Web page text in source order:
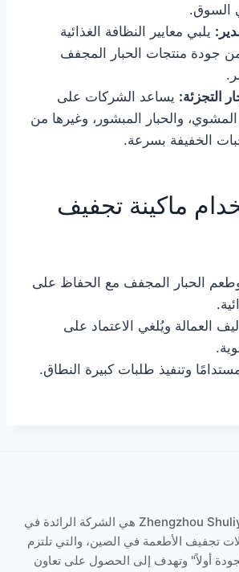
السوق.
يلبي معايير النظافة الغذائية
جودة منتجات الحبار المجفف
التجزئة: يساعد الشركات على
المشوي، والحبار المبشور، وغيرها من
الخفيفة بسرعة.
ماكينة تجفيف
الحبار المجفف مع الحفاظ على
العمالة ويُلغي الاعتماد على
وتنفيذ طلبات كبيرة النطاق.
شركة Zhengzhou Shuliy Machinery هي الشركة الرائدة في
تجفيف الأطعمة في الصين، والتي تلتزم
أولاً" وتهدف إلى الحصول على تعاون